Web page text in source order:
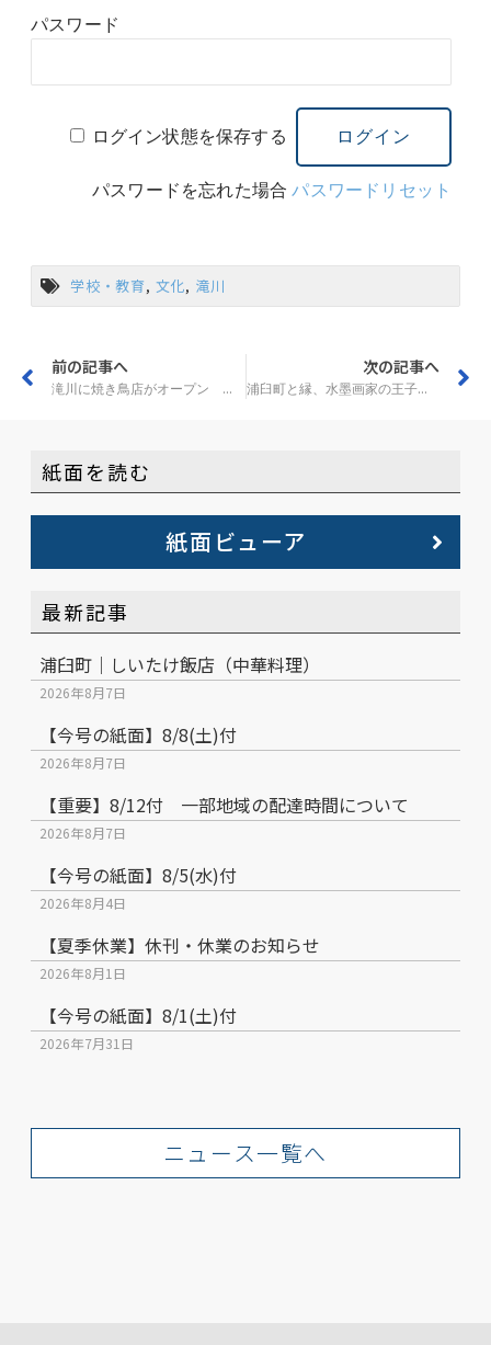
パスワード
ログイン状態を保存する
パスワードを忘れた場合パスワードリセット
学校・教育, 文化, 滝川
前の記事へ
滝川に焼き鳥店がオープン 日本酒にもこだわり
次の記事へ
浦臼町と縁、水墨画家の王子江さんが作品を寄贈 えみるで絵画展
紙面を読む
紙面ビューア
最新記事
浦臼町｜しいたけ飯店（中華料理）
2026年8月7日
【今号の紙面】8/8(土)付
2026年8月7日
【重要】8/12付 一部地域の配達時間について
2026年8月7日
【今号の紙面】8/5(水)付
2026年8月4日
【夏季休業】休刊・休業のお知らせ
2026年8月1日
【今号の紙面】8/1(土)付
2026年7月31日
ニュース一覧へ